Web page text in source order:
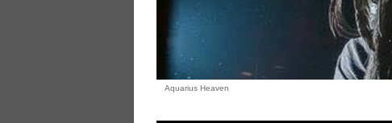
Aquarius Heaven